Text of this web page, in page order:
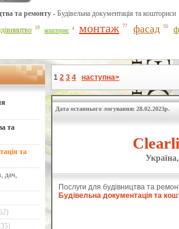
та ремонту - Будівельна документація та кошториси
19 кошторис 4 монтаж 77 фасад 55
та
та
дач,
1 2 3 4 наступна>
Дата останнього логування: 28.02.2023р.
Послуги для будівництва та
Будівельна документація та